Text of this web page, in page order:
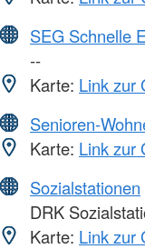
SEG Schnelle
--
Karte: Link zur
Senioren-
Karte: Link zur
Sozialstationen
DRK
Karte: Link zur